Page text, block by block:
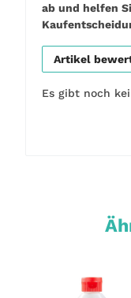
ab und helfen
Artikel
Es gibt noch